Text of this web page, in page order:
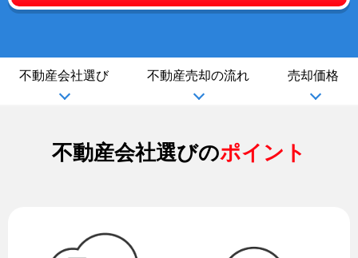
不動産会社選び 不動産売却の流れ 売却価格
不動産会社選びのポイント